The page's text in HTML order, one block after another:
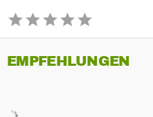
EMPFEHLUNGEN